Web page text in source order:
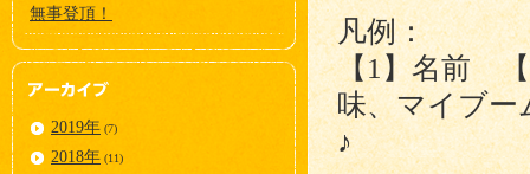
無事登頂！
2019年 (7)
2018年 (11)
凡例：
【1】名前
味、マイブ
♪